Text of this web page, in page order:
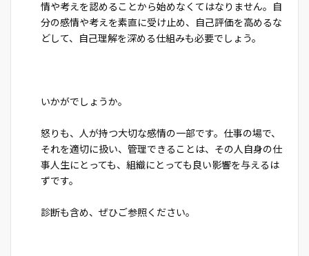
情や考えを認めることから始めなくてはなりません。自
分の感情や考えを素直に受け止め、自己評価を高めるな
どして、自己理解を深める仕組みも必要でしょう。
いかがでしょうか。
怒りも、人が持つ大切な感情の一部です。仕事の場で、
それを適切に扱い、管理できることは、その人自身の仕
事人生にとっても、組織にとっても良い影響を与えるは
ずです。
診断も含め、ぜひご参照ください。